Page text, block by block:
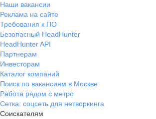
Наши вакансии
Реклама на сайте
Требования к ПО
Безопасный HeadHunter
HeadHunter API
Партнерам
Инвесторам
Каталог компаний
Поиск по вакансиям в Москве
Работа рядом с метро
Сетка: соцсеть для нетворкинга
Соискателям